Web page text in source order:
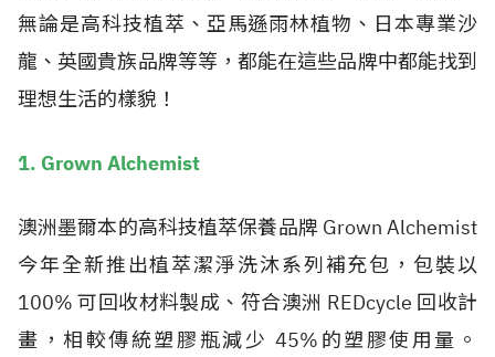
無論是高科技植萃、亞馬遜雨林植物、日本專業沙
龍、英國貴族品牌等等，都能在這些品牌中都能找到
理想生活的樣貌！
1. Grown Alchemist
澳洲墨爾本的高科技植萃保養品牌 Grown Alchemist
今年全新推出植萃潔淨洗沐系列補充包，包裝以
100% 可回收材料製成、符合澳洲 REDcycle 回收計
畫，相較傳統塑膠瓶減少 45%的塑膠使用量。